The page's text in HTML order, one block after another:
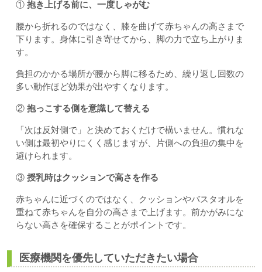
① 抱き上げる前に、一度しゃがむ
腰から折れるのではなく、膝を曲げて赤ちゃんの高さまで
下ります。身体に引き寄せてから、脚の力で立ち上がりま
す。
負担のかかる場所が腰から脚に移るため、繰り返し回数の
多い動作ほど効果が出やすくなります。
② 抱っこする側を意識して替える
「次は反対側で」と決めておくだけで構いません。慣れな
い側は最初やりにくく感じますが、片側への負担の集中を
避けられます。
③ 授乳時はクッションで高さを作る
赤ちゃんに近づくのではなく、クッションやバスタオルを
重ねて赤ちゃんを自分の高さまで上げます。前かがみにな
らない高さを確保することがポイントです。
医療機関を優先していただきたい場合